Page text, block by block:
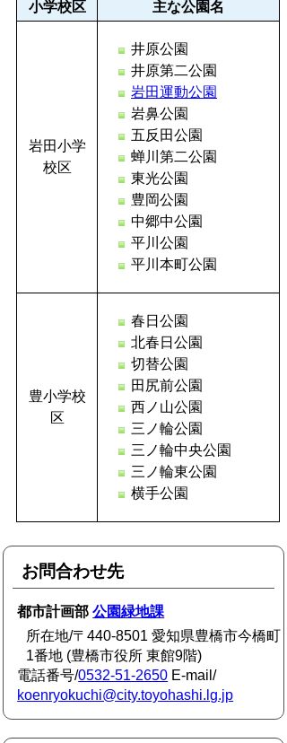
小学校区 主な公園名
岩田小学
校区
井原公園
井原第二公園
岩田運動公園
岩鼻公園
五反田公園
蝉川第二公園
東光公園
豊岡公園
中郷中公園
平川公園
平川本町公園
豊小学校
区
春日公園
北春日公園
切替公園
田尻前公園
西ノ山公園
三ノ輪公園
三ノ輪中央公園
三ノ輪東公園
横手公園
お問合わせ先
都市計画部公園緑地課
所在地/〒440-8501 愛知県豊橋市今橋町
1番地 (豊橋市役所 東館9階)
電話番号/0532-51-2650 E-mail/
koenryokuchi@city.toyohashi.lg.jp